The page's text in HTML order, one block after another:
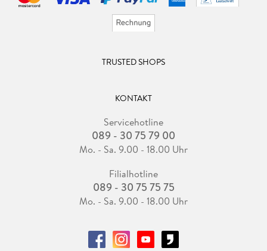
TRUSTED SHOPS
KONTAKT
Servicehotline
089 - 30 75 79 00
Mo. - Sa. 9.00 - 18.00 Uhr
Filialhotline
089 - 30 75 75 75
Mo. - Sa. 9.00 - 18.00 Uhr